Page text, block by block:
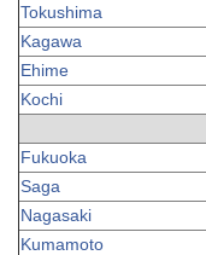
Tokushima
Kagawa
Ehime
Kochi
Fukuoka
Saga
Nagasaki
Kumamoto